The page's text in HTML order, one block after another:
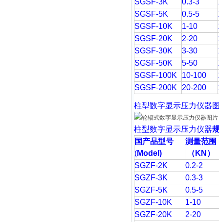
SGSF-3K
0.3-3
SGSF-5K
0.5-5
SGSF-10K
1-10
SGSF-20K
2-20
SGSF-30K
3-30
SGSF-50K
5-50
SGSF-100K
10-100
SGSF-200K
20-200
柱型数字显示压力仪器
柱型数字显示压力仪器
国产品型号
(Model)
测量范围
（ KN ）
SGZF-2K
0.2-2
SGZF-3K
0.3-3
SGZF-5K
0.5-5
SGZF-10K
1-10
SGZF-20K
2-20